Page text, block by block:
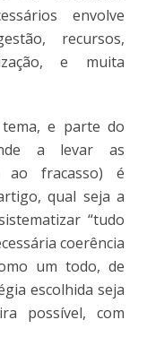
envolve
recursos,
e muita
e parte do
a levar as
ao fracasso) é
qual seja a
“tudo
coerência
um todo, de
escolhida seja
possível, com